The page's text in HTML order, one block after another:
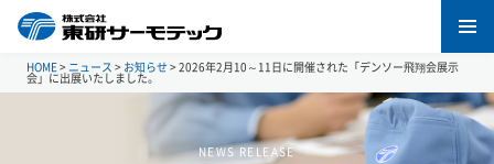
HOME > ニュース > お知らせ > 2026年2月10～11日に開催された「デンソー飛翔会展示
会」に出展いたしました。
NEWS RELEASE